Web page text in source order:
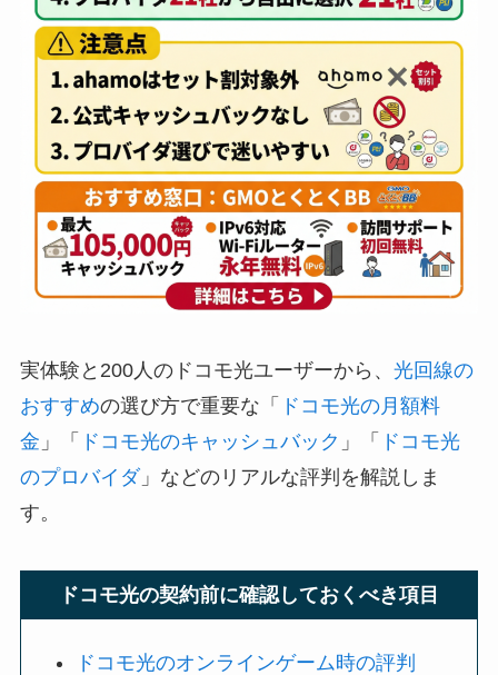
実体験と200人のドコモ光ユーザーから、 光回線の
おすすめの選び方で重要な「
ドコモ光の月額料
金 」「 ドコモ光のキャッシュバック 」「
ドコモ光
のプロバイダ」などのリアルな評判を解説しま
す。
ドコモ光の契約前に確認しておくべき項目
ドコモ光のオンラインゲーム時の評判